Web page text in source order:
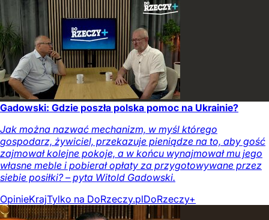
Gadowski: Gdzie poszła polska pomoc na Ukrainie?
Jak można nazwać mechanizm, w myśl którego
gospodarz, żywiciel, przekazuje pieniądze na to, aby gość
zajmował kolejne pokoje, a w końcu wynajmował mu jego
własne meble i pobierał opłaty za przygotowywane przez
siebie posiłki? – pyta Witold Gadowski.
OpinieKrajTylko na DoRzeczy.plDoRzeczy+